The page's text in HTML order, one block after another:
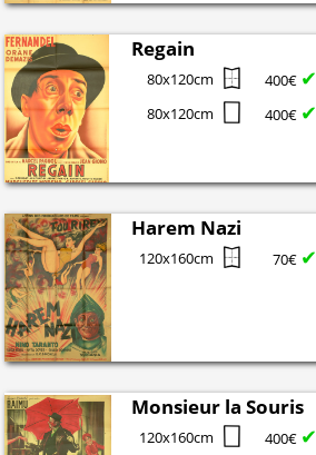
Regain
80x120cm 400€ ✔
80x120cm 400€ ✔
Harem Nazi
120x160cm 70€ ✔
Monsieur la Souris
120x160cm 400€ ✔